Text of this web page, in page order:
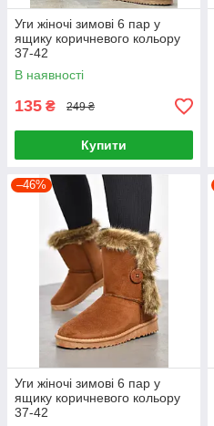
Уги жіночі зимові 6 пар у
ящику коричневого кольору
37-42
В наявності
135 ₴ 249 ₴
Купити
–46%
Уги жіночі зимові 6 пар у
ящику коричневого кольору
37-42